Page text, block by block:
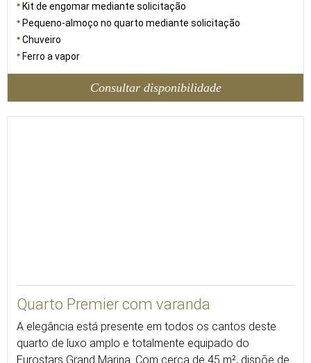
Kit de engomar mediante solicitação
Pequeno-almoço no quarto mediante solicitação
Chuveiro
Ferro a vapor
Consultar disponibilidade
Quarto Premier com varanda
A elegância está presente em todos os cantos deste
quarto de luxo amplo e totalmente equipado do
Eurostars Grand Marina. Com cerca de 45 m², dispõe de